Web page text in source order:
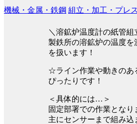
機械・金属・鉄鋼 組立・加工・プレス
＼溶鉱炉温度計の紙管組
製鉄所の溶鉱炉の温度を
を扱います！
☆ライン作業や動きのあ
ぴったりです！
＜具体的には…＞
固定部署での作業となり
主にセンサーまで組み込